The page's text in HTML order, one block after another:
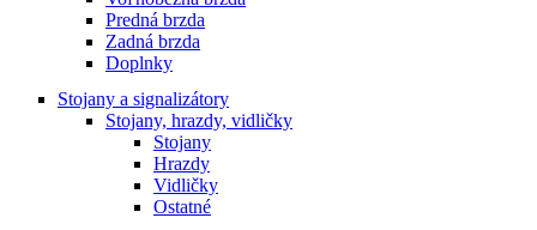
Predná brzda
Zadná brzda
Doplnky
Stojany a signalizátory
Stojany, hrazdy, vidličky
Stojany
Hrazdy
Vidličky
Ostatné